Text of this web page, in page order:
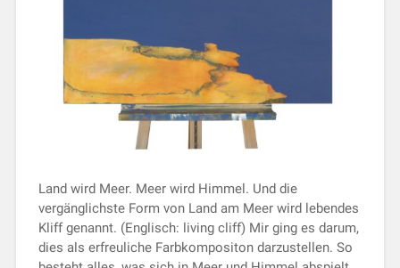
Land wird Meer. Meer wird Himmel. Und die
vergänglichste Form von Land am Meer wird lebendes
Kliff genannt. (Englisch: living cliff) Mir ging es darum,
dies als erfreuliche Farbkompositon darzustellen. So